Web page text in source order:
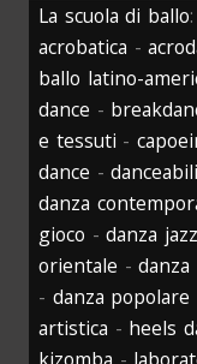
La scuola di ballo:
acrobatica -
ballo latino-
dance -
e tessuti -
dance -
danza
gioco -danza jazz
orientale -
- danza popolare
artistica - heels